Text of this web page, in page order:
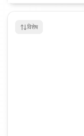
विशेष